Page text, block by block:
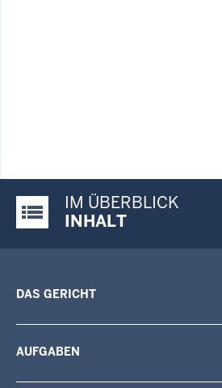
Justiz-Portal im Überblick:
IM ÜBERBLICK
INHALT
DAS GERICHT
AUFGABEN